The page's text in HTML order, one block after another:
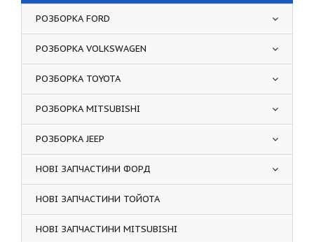
РОЗБОРКА FORD
РОЗБОРКА VOLKSWAGEN
РОЗБОРКА TOYOTA
РОЗБОРКА MITSUBISHI
РОЗБОРКА JEEP
НОВІ ЗАПЧАСТИНИ ФОРД
НОВІ ЗАПЧАСТИНИ ТОЙОТА
НОВІ ЗАПЧАСТИНИ MITSUBISHI